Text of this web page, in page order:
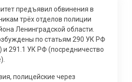
предъявил обвинения в
трёх отделов полиции
Ленинградской области.
по статьям 290 УК РФ
и 291.1 УК РФ (посредничество
полицейские через